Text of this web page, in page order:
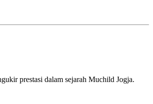
prestasi dalam sejarah Muchild Jogja.